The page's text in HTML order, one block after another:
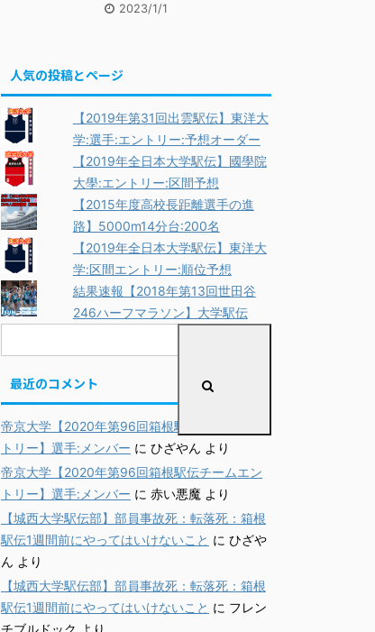
2023/1/1
人気の投稿とページ
【2019年第31回出雲駅伝】東洋大
学:選手:エントリー:予想オーダー
【2019年全日本大学駅伝】國學院
大學:エントリー:区間予想
【2015年度高校長距離選手の進
路】5000m14分台:200名
【2019年全日本大学駅伝】東洋大
学:区間エントリー:順位予想
結果速報【2018年第13回世田谷
246ハーフマラソン】大学駅伝
最近のコメント
帝京大学【2020年第96回箱根駅伝チームエン
トリー】選手:メンバー に ひざやん より
帝京大学【2020年第96回箱根駅伝チームエン
トリー】選手:メンバー に 赤い悪魔 より
【城西大学駅伝部】部員事故死：転落死：箱根
駅伝1週間前にやってはいけないこと に ひざや
ん より
【城西大学駅伝部】部員事故死：転落死：箱根
駅伝1週間前にやってはいけないこと に フレン